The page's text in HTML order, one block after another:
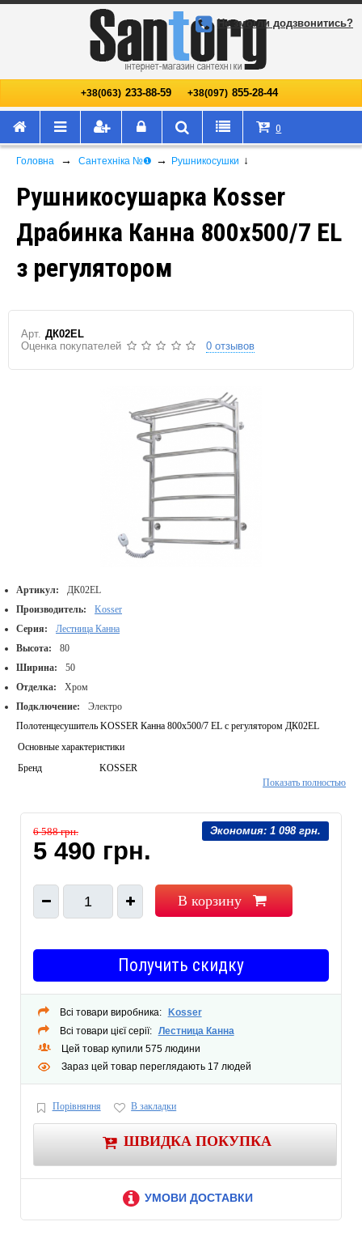
+38(063) 233-88-59 +38(097) 855-28-44
Не змогли додзвонитись?
0
Головна → Сантехніка №❶ → Рушникосушки ↓
Рушникосушарка Kosser
Драбинка Канна 800х500/7 EL
з регулятором
Арт. ДК02EL
Оценка покупателей
0 отзывов
Артикул:
ДК02EL
Производитель:
Kosser
Серия:
Лестница Канна
Высота:
80
Ширина:
50
Отделка:
Хром
Подключение:
Электро
Полотенцесушитель KOSSER Канна 800х500/7 ЕL с регулятором ДК02EL
Основные характеристики
Бренд
KOSSER
полотенцесушителя
полотенцесушителя
Лесенка
Мощность, Вт.
130
температура, °С.
60
Количество секций,
Тип подключения
Левое
Длинна провода,
100
Терморегулятор
Да
24
Габаритные и присоеденительные размеры
Ширина, мм.
500
Показать полностью
Экономия: 1 098 грн.
6 588 грн.
5 490 грн.
1 В корзину
Получить скидку
Всі товари виробника:
Kosser
Всі товари цієї серії: Лестница Канна
Цей товар купили 575 людини
Зараз цей товар переглядають 17 людей
Порівняння В закладки
ШВИДКА ПОКУПКА
УМОВИ ДОСТАВКИ